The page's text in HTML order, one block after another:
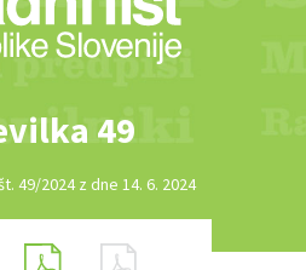
49
49/2024 z dne 14. 6. 2024